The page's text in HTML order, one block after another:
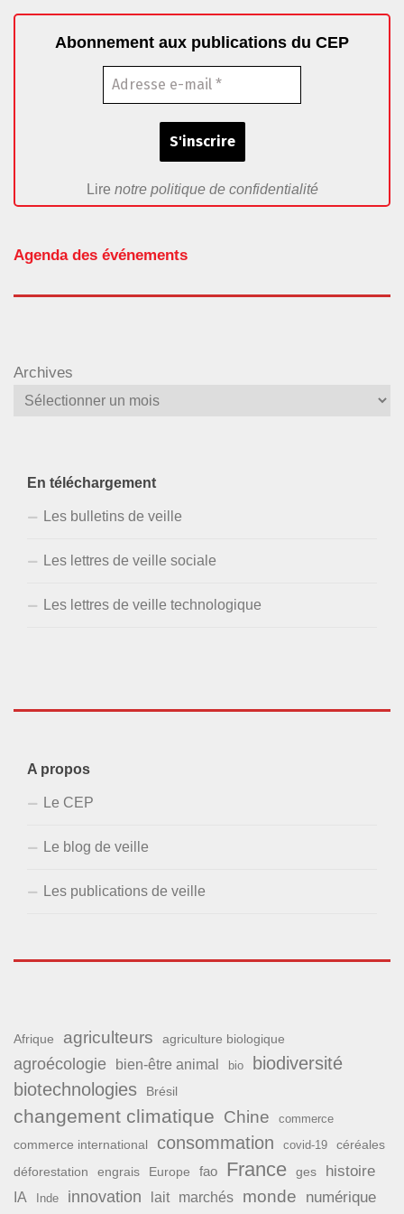
Abonnement aux publications du CEP
Lire notre politique de confidentialité
Agenda des événements
Archives
En téléchargement
Les bulletins de veille
Les lettres de veille sociale
Les lettres de veille technologique
A propos
Le CEP
Le blog de veille
Les publications de veille
Afrique agriculteurs agriculture biologique
agroécologie bien-être animal bio
biodiversité
biotechnologies
Brésil
changement climatique Chine commerce
commerce international consommation covid-19 céréales
déforestation engrais Europe fao France ges histoire
IA Inde innovation lait marchés monde numérique